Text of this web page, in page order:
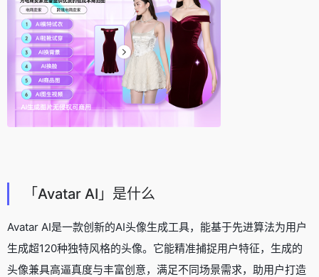
「Avatar AI」是什么
Avatar AI是一款创新的AI头像生成工具，能基于先进算法为用户
生成超120种独特风格的头像。它能精准捕捉用户特征，生成的
头像兼具高逼真度与丰富创意，满足不同场景需求，助用户打造